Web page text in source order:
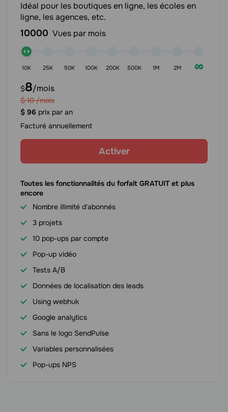
Idéal pour les boutiques en ligne, les écoles en
ligne, les agences, etc.
10000 Vues par mois
10K 25K 50K 100K 200K 500K 1M 2M ∞
$8/mois
$10 /mois
$ 96 prix par an
Facturé annuellement
Activer
Toutes les fonctionnalités du forfait GRATUIT et plus
encore
Nombre illimité d'abonnés
3 projets
10 pop-ups par compte
Pop-up vidéo
Tests A/B
Données de localisation des leads
Using webhuk
Google analytics
Sans le logo SendPulse
Variables personnalisées
Pop-ups NPS